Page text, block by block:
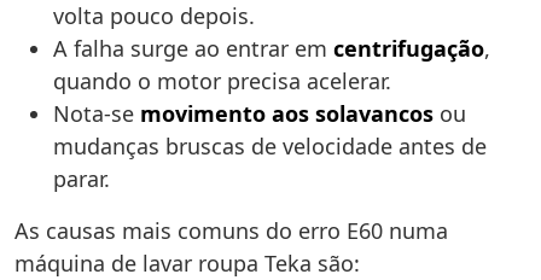
volta pouco depois.
A falha surge ao entrar em centrifugação,
quando o motor precisa acelerar.
Nota-se movimento aos solavancos ou
mudanças bruscas de velocidade antes de
parar.
As causas mais comuns do erro E60 numa
máquina de lavar roupa Teka são: